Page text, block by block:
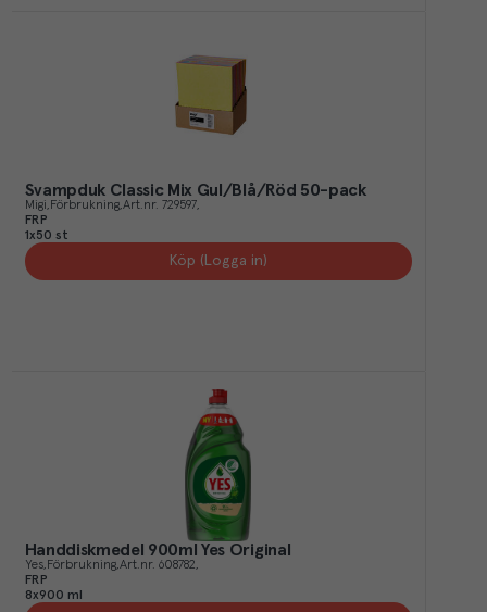
Svampduk Classic Mix Gul/Blå/Röd 50-pack
Migi Förbrukning Art.nr. 729597
FRP
1x50 st
Köp (Logga in)
Handdiskmedel 900ml Yes Original
Yes Förbrukning Art.nr. 608782
FRP
8x900 ml